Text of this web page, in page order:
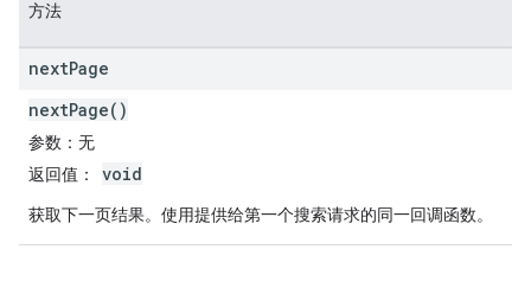
方法
nextPage
nextPage()
参数 ：无
返回值 ： void
获取下一页结果。使用提供给第一个搜索请求的同一回调函数。